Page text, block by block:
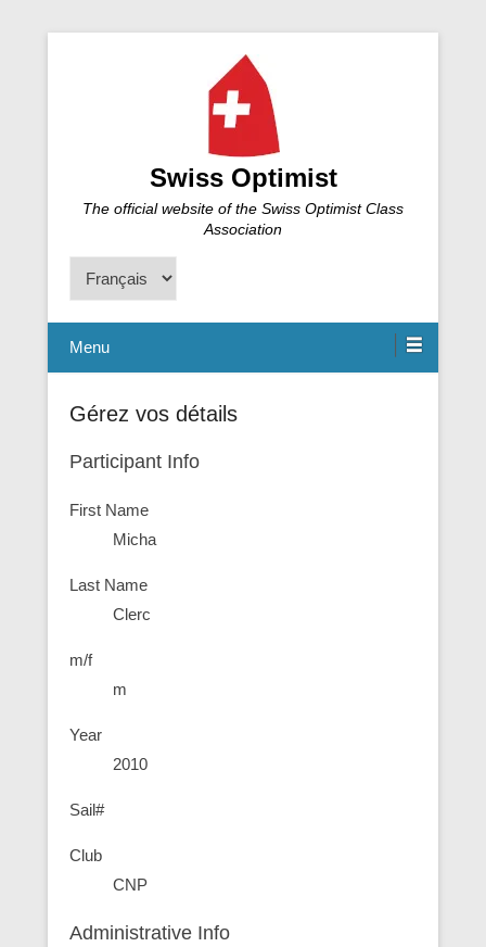
Swiss Optimist
The official website of the Swiss Optimist Class
Association
Choisir
une
langue
Menu
Gérez vos détails
Participant Info
First Name
Micha
Last Name
Clerc
m/f
m
Year
2010
Sail#
Club
CNP
Administrative Info